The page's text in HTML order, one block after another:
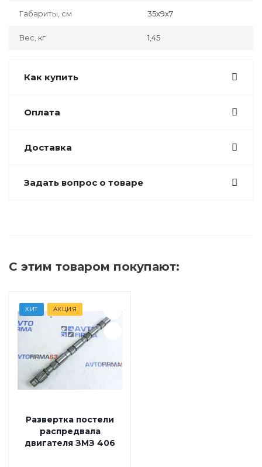
Габариты, см 35х9х7
Вес, кг 1,45
Как купить
Оплата
Доставка
Задать вопрос о товаре
С этим товаром покупают:
ХИТ АКЦИЯ
Развертка постели
распредвала
двигателя ЗМЗ 406